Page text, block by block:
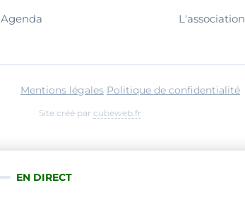
Agenda
L'association
Mentions légales·Politique de confidentialité
Site créé par cubeweb.fr
EN DIRECT